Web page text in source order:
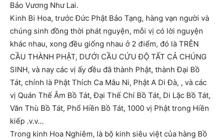
Bảo Vương Như Lai.
Kinh Bi Hoa, trước Đức Phật Bảo Tạng, hàng vạn người và
chúng sinh đồng thời phát nguyện, mỗi vị có lời nguyện
khác nhau, xong đều giống nhau ở 2 điểm, đó là TRÊN
CẦU THÀNH PHẬT, DƯỚI CẦU CỨU ĐỘ TẤT CẢ CHÚNG
SINH, và nay các vị ấy đều đã thành Phật, thành Đại Bồ
Tát, chính là Phật Thích Ca Mâu Ni, Phật A Di Đà, , và các
vị Quán Thế Âm Bồ Tát, Đại Thế Chí Bồ Tát, Di Lặc Bồ Tát,
Văn Thù Bồ Tát, Phổ Hiền Bồ Tát, 1000 vị Phật trong Hiền
kiếp .v.v…
Trong kinh Hoa Nghiêm, là bộ kinh siêu việt của hàng Bồ